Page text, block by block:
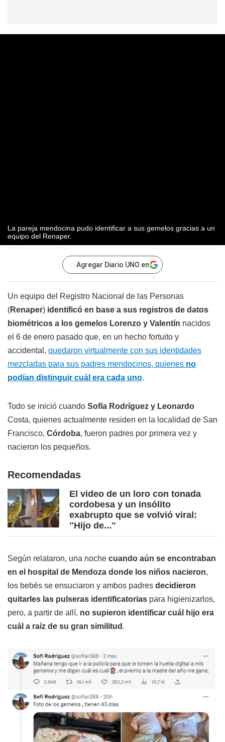
La pareja mendocina pudo identificar a sus gemelos gracias a un
equipo del Renaper.
Agregar Diario UNO en
Un equipo del Registro Nacional de las Personas
(Renaper) identificó en base a sus registros de datos
biométricos a los gemelos Lorenzo y Valentín nacidos
el 6 de enero pasado que, en un hecho fortuito y
accidental, quedaron virtualmente con sus identidades
mezcladas para sus padres mendocinos, quienes no
podían distinguir cuál era cada uno.
Todo se inició cuando Sofía Rodríguez y Leonardo
Costa, quienes actualmente residen en la localidad de San
Francisco, Córdoba, fueron padres por primera vez y
nacieron los pequeños.
Recomendadas
El video de un loro con tonada
cordobesa y un insólito
exabrupto que se volvió viral:
"Hijo de..."
Según relataron, una noche cuando aún se encontraban
en el hospital de Mendoza donde los niños nacieron,
los bebés se ensuciaron y ambos padres decidieron
quitarles las pulseras identificatorias para higienizarlos,
pero, a partir de allí, no supieron identificar cuál hijo era
cuál a raíz de su gran similitud .